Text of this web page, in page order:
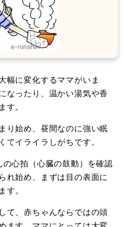
幅に変化するママがいま
なったり、温かい湯気や香
す。
り始め、昼間なのに強い眠
イライラしがちです。
心拍（心臓の鼓動）を確認
れ始め、まずは目の表面に
す。
て、赤ちゃんならではの頭